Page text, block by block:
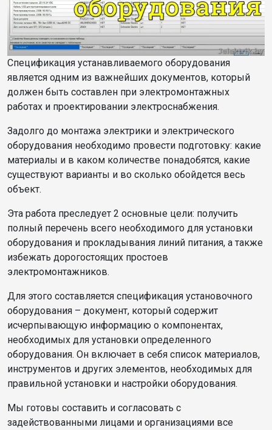
Спецификация устанавливаемого оборудования
является одним из важнейших документов, который
должен быть составлен при электромонтажных
работах и проектировании электроснабжения.
Задолго до монтажа электрики и электрического
оборудования необходимо провести подготовку: какие
материалы и в каком количестве понадобятся, какие
существуют варианты и во сколько обойдется весь
объект.
Эта работа преследует 2 основные цели: получить
полный перечень всего необходимого для установки
оборудования и прокладывания линий питания, а также
избежать дорогостоящих простоев
электромонтажников.
Для этого составляется спецификация установочного
оборудования – документ, который содержит
исчерпывающую информацию о компонентах,
необходимых для установки определенного
оборудования. Он включает в себя список материалов,
инструментов и других элементов, необходимых для
правильной установки и настройки оборудования.
Мы готовы составить и согласовать с
задействованными лицами и организациями все